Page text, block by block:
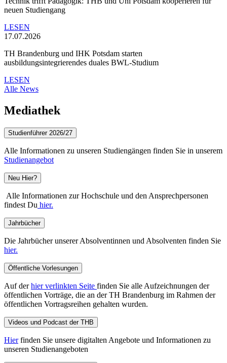
neuen Studiengang
LESEN
17.07.2026
TH Brandenburg und IHK Potsdam starten
ausbildungsintegrierendes duales BWL-Studium
LESEN
Alle News
Mediathek
Studienführer 2026/27
Alle Informationen zu unseren Studiengängen finden Sie in unserem
Studienangebot
Neu Hier?
Alle Informationen zur Hochschule und den Ansprechpersonen
findest Du hier.
Jahrbücher
Die Jahrbücher unserer Absolventinnen und Absolventen finden Sie
hier.
Öffentliche Vorlesungen
Auf derhier verlinkten Seite finden Sie alle Aufzeichnungen der
öffentlichen Vorträge, die an der TH Brandenburg im Rahmen der
öffentlichen Vortragsreihen gehalten wurden.
Videos und Podcast der THB
Hierfinden Sie unsere digitalten Angebote und Informationen zu
unseren Studienangeboten